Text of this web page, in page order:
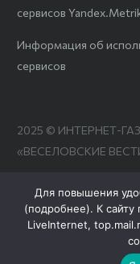
сервисов
Информация об
сервисов
2025 © ИНТЕРНЕТ-
«ВЕСЕЛОВСКИЕ
Для повышения
(подробнее). К
LiveInternet,